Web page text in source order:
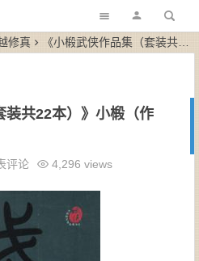
修真 《小椴武侠作品集（套装共22本）》小椴（作者）-epub+mobi
装共22本）》小椴（作
评论 4,296 views